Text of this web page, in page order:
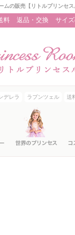
の販売【リトルプリンセス
料 返品・交換 サイ
デレラ ラプンツェル 送